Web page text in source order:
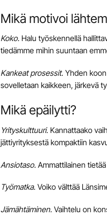
Mikä motivoi
Koko. Halu työskennellä
tiedämme mihin suuntaan
Kankeat prosessit. Yhden
sovelletaan kaikkeen, järkevä
Mikä epäilytti?
Yrityskulttuuri. Kannattaako
jättiyrityksestä kompaktiin
Ansiotaso. Ammattilainen
Työmatka. Voiko välttää
Jämähtäminen. Vaihtelu on